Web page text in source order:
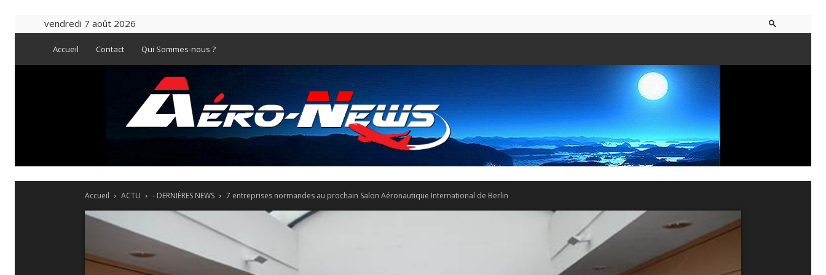
vendredi 7 août 2026
Accueil Contact Qui Sommes-nous ?
Accueil ACTU - DERNIÈRES NEWS 7 entreprises normandes au prochain Salon Aéronautique International de Berlin